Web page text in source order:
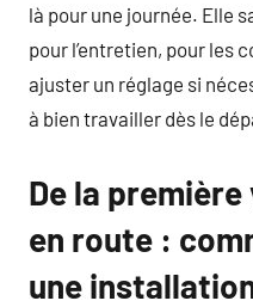
là pour une journée. Elle
pour l’entretien, pour les
ajuster un réglage si
à bien travailler dès le
De la
en route :
une